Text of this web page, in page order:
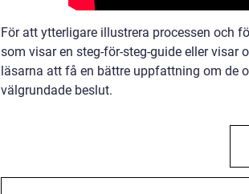
För att ytterligare illustrera processen och
som visar en steg-för-steg-guide eller visar
läsarna att få en bättre uppfattning om de
välgrundade beslut.